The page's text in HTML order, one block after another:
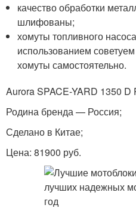
качество обработки
шлифованы;
хомуты топливного
использованием
хомуты самостоятельно.
Aurora SPACE-YARD 1350 D
Родина бренда — Россия;
Сделано в Китае;
Цена: 81900 руб.